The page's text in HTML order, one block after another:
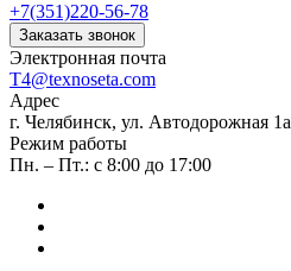
+7(351)220-56-78
Заказать звонок
Электронная почта
T4@texnoseta.com
Адрес
г. Челябинск, ул. Автодорожная 1а
Режим работы
Пн. – Пт.: с 8:00 до 17:00